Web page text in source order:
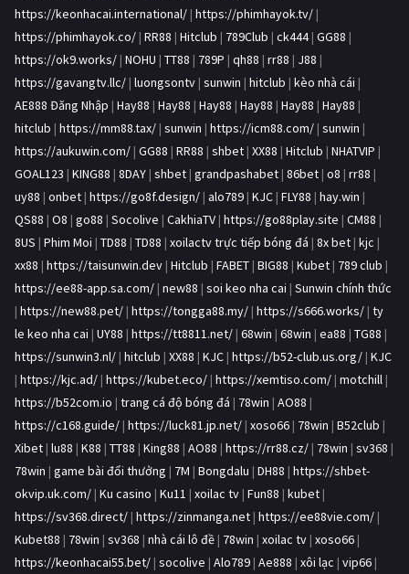
https://keonhacai.international/ | https://phimhayok.tv/ |
https://phimhayok.co/ | RR88 | Hitclub | 789Club | ck444| GG88 |
https://ok9.works/ | NOHU | TT88 | 789P | qh88 | rr88 | J88 |
https://gavangtv.llc/ | luongsontv | sunwin | hitclub | kèo nhà cái |
AE888 Đăng Nhập | Hay88 | Hay88 | Hay88 | Hay88 | Hay88 | Hay88 |
hitclub | https://mm88.tax/ | sunwin | https://icm88.com/ | sunwin |
https://aukuwin.com/ | GG88 | RR88 | shbet | XX88 | Hitclub | NHATVIP |
GOAL123 | KING88 | 8DAY | shbet | grandpashabet | 86bet | o8 | rr88 |
uy88 | onbet | https://go8f.design/ | alo789 | KJC | FLY88 | hay.win |
QS88 | O8 | go88 | Socolive | CakhiaTV | https://go88play.site | CM88 |
8US | Phim Moi | TD88 | TD88 | xoilactv trực tiếp bóng đá | 8x bet | kjc |
xx88 | https://taisunwin.dev | Hitclub | FABET | BIG88 | Kubet | 789 club |
https://ee88-app.sa.com/ | new88 | soi keo nha cai | Sunwin chính thức
| https://new88.pet/ | https://tongga88.my/ | https://s666.works/ | ty
le keo nha cai | UY88 | https://tt8811.net/ | 68win | 68win | ea88 | TG88 |
https://sunwin3.nl/ | hitclub | XX88 | KJC | https://b52-club.us.org/ | KJC
| https://kjc.ad/ | https://kubet.eco/ | https://xemtiso.com/ | motchill |
https://b52com.io | trang cá độ bóng đá | 78win | AO88 |
https://c168.guide/ | https://luck81.jp.net/ | xoso66 | 78win | B52club |
Xibet | lu88 | K88 | TT88 | King88 | AO88 | https://rr88.cz/ | 78win | sv368 |
78win | game bài đổi thưởng | 7M | Bongdalu | DH88 | https://shbet-
okvip.uk.com/ | Ku casino | Ku11 | xoilac tv | Fun88 | kubet |
https://sv368.direct/ | https://zinmanga.net | https://ee88vie.com/ |
Kubet88 | 78win | sv368 | nhà cái lô đề | 78win | xoilac tv | xoso66 |
https://keonhacai55.bet/ | socolive | Alo789 | Ae888 | xôi lạc | vip66 |